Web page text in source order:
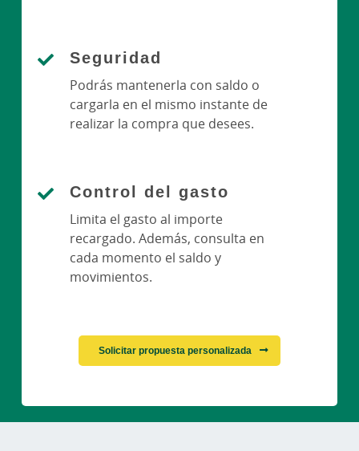
Seguridad
Podrás mantenerla con saldo o
cargarla en el mismo instante de
realizar la compra que desees.
Control del gasto
Limita el gasto al importe
recargado. Además, consulta en
cada momento el saldo y
movimientos.
Solicitar propuesta personalizada